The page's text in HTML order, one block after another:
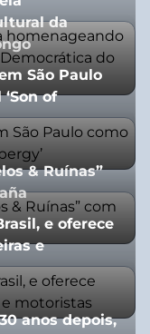
da
São Paulo
of
& Ruínas”
e oferece
e
anos depois,